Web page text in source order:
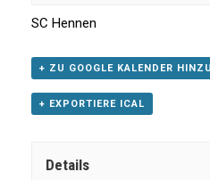
SC Hennen
+ ZU GOOGLE KALENDER
+ EXPORTIERE ICAL
Details